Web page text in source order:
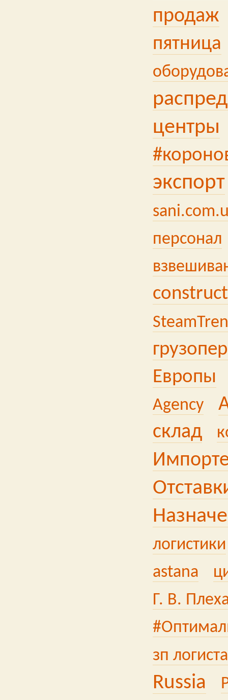
продаж
пятница
центры
экспорт
персонал
Европы
Agency
склад
логистики
astana
Г. В.
зп логиста
Russia